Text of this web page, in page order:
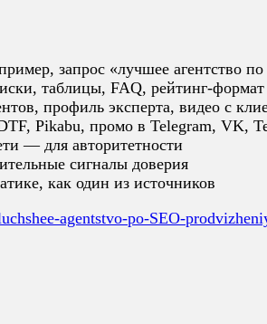
запрос «лучшее агентство
таблицы, FAQ, рейтинг-
профиль эксперта, видео с
Pikabu, промо в Telegram, VK,
— для авторитетности
сигналы доверия
как один из источников
agentstvo-po-SEO-